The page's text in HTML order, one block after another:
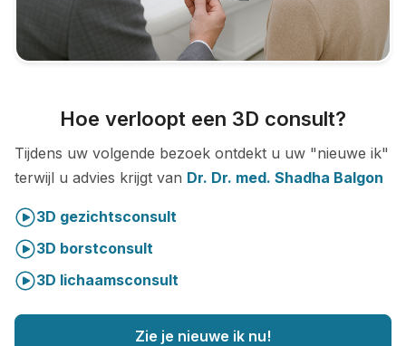
Hoe verloopt een 3D consult?
Tijdens uw volgende bezoek ontdekt u uw "nieuwe ik"
terwijl u advies krijgt van Dr. Dr. med. Shadha Balgon
3D gezichtsconsult
3D borstconsult
3D lichaamsconsult
Zie je nieuwe ik nu!